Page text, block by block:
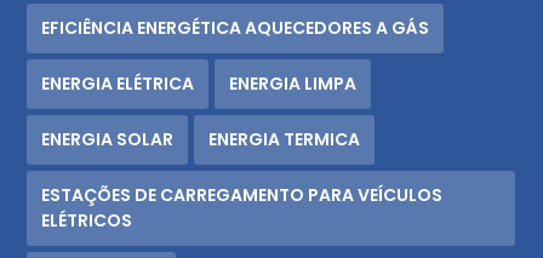
EFICIÊNCIA ENERGÉTICA AQUECEDORES A GÁS
ENERGIA ELÉTRICA ENERGIA LIMPA
ENERGIA SOLAR ENERGIA TERMICA
ESTAÇÕES DE CARREGAMENTO PARA VEÍCULOS
ELÉTRICOS